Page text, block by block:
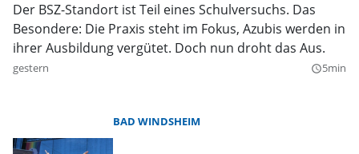
Der BSZ-Standort ist Teil eines Schulversuchs. Das
Besondere: Die Praxis steht im Fokus, Azubis werden in
ihrer Ausbildung vergütet. Doch nun droht das Aus.
gestern query_builder5min
BAD WINDSHEIM